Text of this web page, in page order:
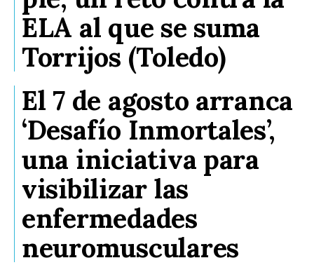
ELA al que se suma
Torrijos (Toledo)
El 7 de agosto arranca
‘Desafío Inmortales’,
una iniciativa para
visibilizar las
enfermedades
neuromusculares